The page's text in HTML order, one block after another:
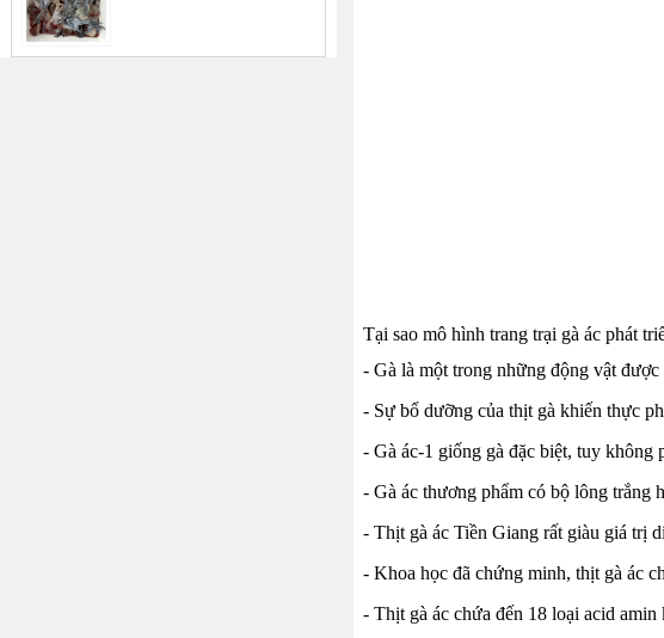
Tại sao mô hình trang trại gà ác phát
- Gà là một trong những động vật
- Sự bổ dưỡng của thịt gà khiến thực
- Gà ác-1 giống gà đặc biệt, tuy
- Gà ác thương phẩm có bộ lông trắng
- Thịt gà ác Tiền Giang rất giàu giá trị
- Khoa học đã chứng minh, thịt gà ác
- Thịt gà ác chứa đến 18 loại acid